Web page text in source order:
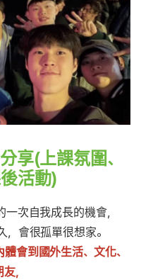
享(上課氛圍、
活動)
次自我成長的機會，
會很孤單很想家。
會到國外生活、文化、
，